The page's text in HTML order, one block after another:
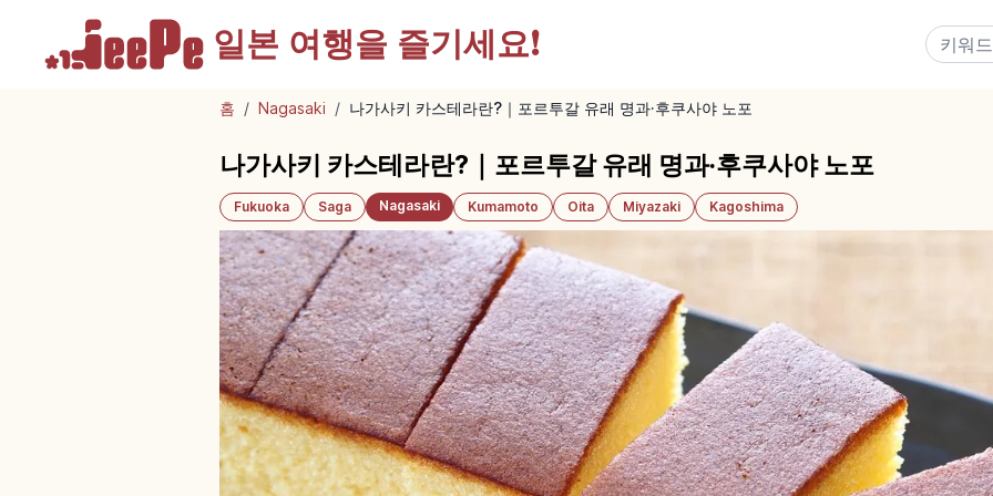
일본 여행을 즐기세요!
홈 / Nagasaki / 나가사키 카스테라란?｜포르투갈 유래 명과·후쿠사야 노포
나가사키 카스테라란?｜포르투갈 유래 명과·후쿠사야 노포
Fukuoka Saga Nagasaki Kumamoto Oita Miyazaki Kagoshima